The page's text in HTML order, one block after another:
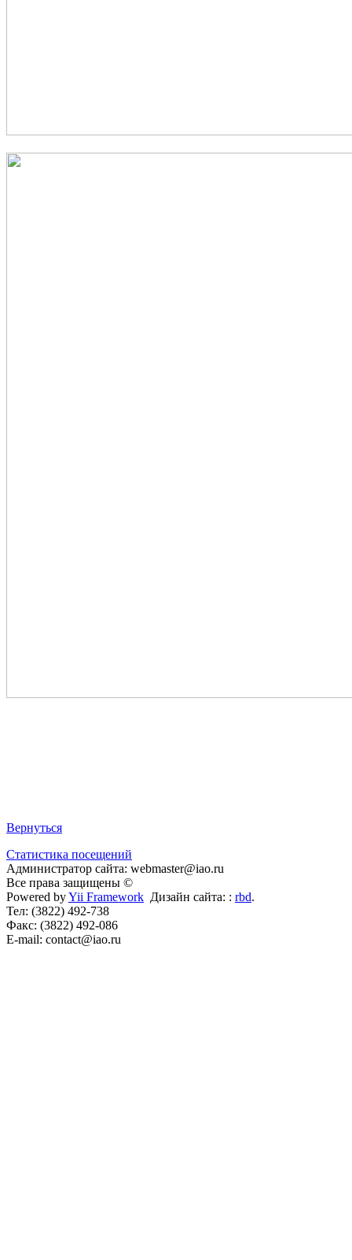
Вернуться
Статистика посещений
Администратор сайта: webmaster@iao.ru
Все права защищены ©
Powered byYii Framework Дизайн сайта: : rbd.
Тел: (3822) 492-738
Факс: (3822) 492-086
E-mail: contact@iao.ru